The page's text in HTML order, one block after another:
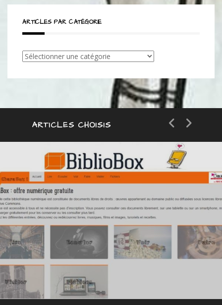
ARTICLES PAR CATÉGORIE
Articles
ARTICLES CHOISIS